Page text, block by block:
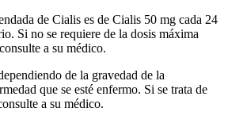
de Cialis es de Cialis 50 mg cada 24
Si no se requiere de la dosis máxima
a su médico.
de la gravedad de la
que se esté enfermo. Si se trata de
a su médico.